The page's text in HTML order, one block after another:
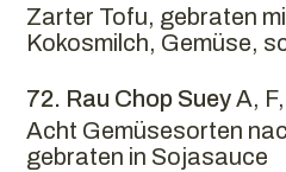
Zarter Tofu, gebraten
Kokosmilch, Gemüse,
72. Rau Chop SueyA,
Acht Gemüsesorten
gebraten in Sojasauce